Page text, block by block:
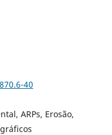
40
ARPs, Erosão,